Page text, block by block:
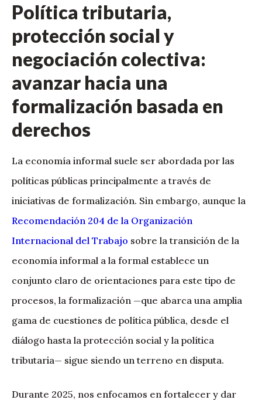
Política tributaria,
protección social y
negociación colectiva:
avanzar hacia una
formalización basada en
derechos
La economía informal suele ser abordada por las
políticas públicas principalmente a través de
iniciativas de formalización. Sin embargo, aunque la
Recomendación 204 de la Organización
Internacional del Trabajo sobre la transición de la
economía informal a la formal establece un
conjunto claro de orientaciones para este tipo de
procesos, la formalización —que abarca una amplia
gama de cuestiones de política pública, desde el
diálogo hasta la protección social y la política
tributaria— sigue siendo un terreno en disputa.
Durante 2025, nos enfocamos en fortalecer y dar